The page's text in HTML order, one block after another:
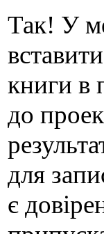
Так! У
книги в
до
для
є